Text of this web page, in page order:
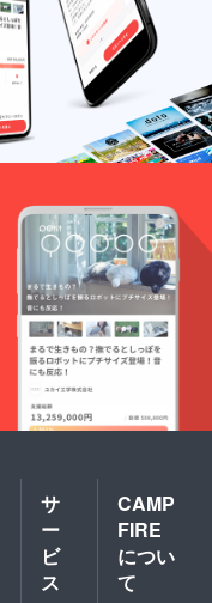
サ
ー
ビ
ス
CAMP
FIRE
につい
て